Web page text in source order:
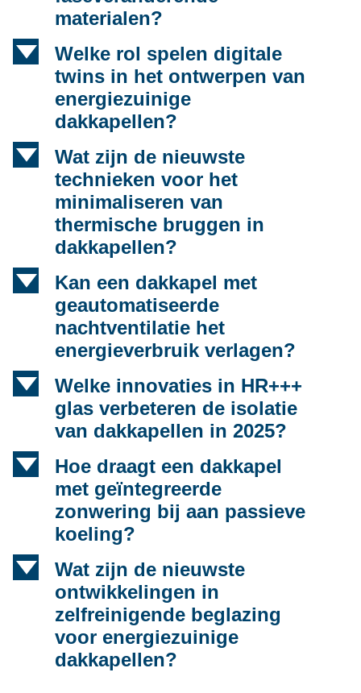
materialen?
d
Welke rol spelen digitale
twins in het ontwerpen van
energiezuinige
dakkapellen?
d
Wat zijn de nieuwste
technieken voor het
minimaliseren van
thermische bruggen in
dakkapellen?
d
Kan een dakkapel met
geautomatiseerde
nachtventilatie het
energieverbruik verlagen?
d
Welke innovaties in HR+++
glas verbeteren de isolatie
van dakkapellen in 2025?
d
Hoe draagt een dakkapel
met geïntegreerde
zonwering bij aan passieve
koeling?
d
Wat zijn de nieuwste
ontwikkelingen in
zelfreinigende beglazing
voor energiezuinige
dakkapellen?